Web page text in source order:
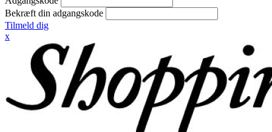
Bekræft din adgangskode
Tilmeld dig
x